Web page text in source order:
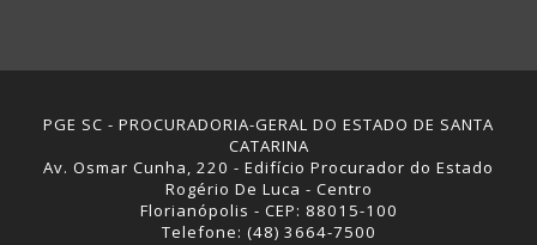
PGE SC - PROCURADORIA-GERAL DO ESTADO DE SANTA
CATARINA
Av. Osmar Cunha, 220 - Edifício Procurador do Estado
Rogério De Luca - Centro
Florianópolis - CEP: 88015-100
Telefone: (48) 3664-7500